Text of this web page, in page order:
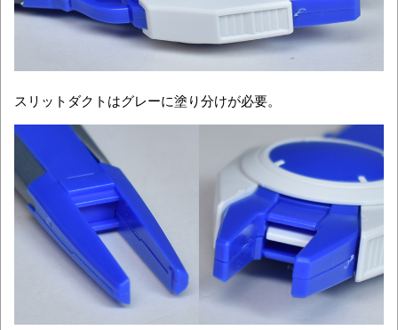
スリットダクトはグレーに塗り分けが必要。